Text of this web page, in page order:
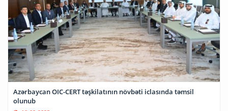
Azərbaycan OIC-CERT təşkilatının növbəti iclasında təmsil
olunub